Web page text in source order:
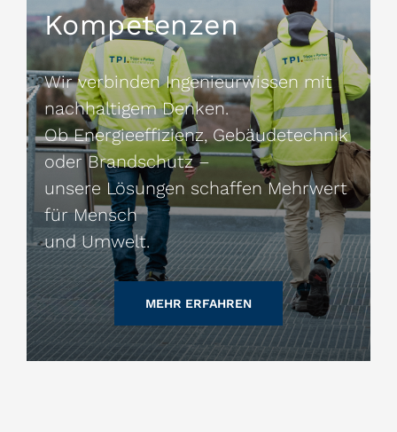
Kompetenzen
Wir verbinden Ingenieurwissen mit
nachhaltigem Denken.
Ob Energieeffizienz, Gebäudetechnik
oder Brandschutz –
unsere Lösungen schaffen Mehrwert
für Mensch
und Umwelt.
MEHR ERFAHREN